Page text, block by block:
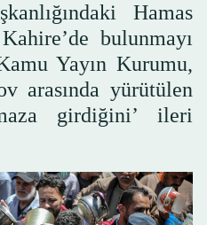
Hamas
bulunmayı
Yayın Kurumu,
arasında yürütülen
girdiğini’ ileri